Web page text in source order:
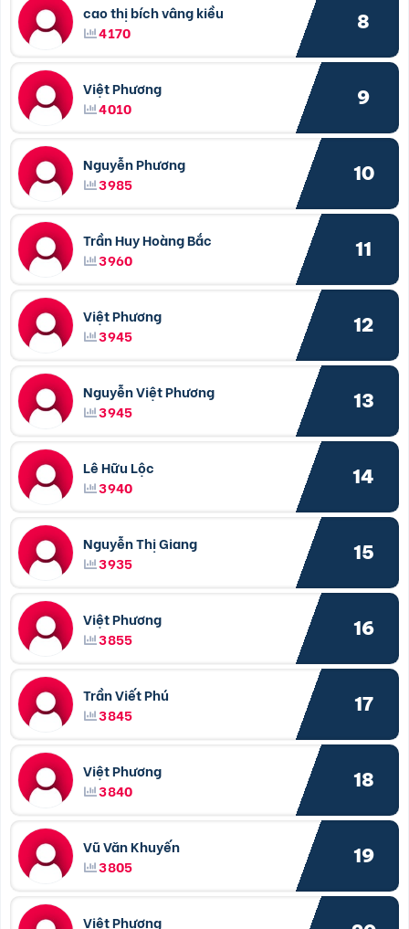
cao thị bích vâng kiều
4170
8
Việt Phương
4010
9
Nguyễn Phương
3985
10
Trần Huy Hoàng Bắc
3960
11
Việt Phương
3945
12
Nguyễn Việt Phương
3945
13
Lê Hữu Lộc
3940
14
Nguyễn Thị Giang
3935
15
Việt Phương
3855
16
Trần Viết Phú
3845
17
Việt Phương
3840
18
Vũ Văn Khuyến
3805
19
Việt Phương